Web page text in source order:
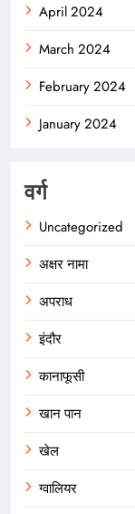
April 2024
March 2024
February 2024
January 2024
वर्ग
Uncategorized
अक्षर नामा
अपराध
इंदौर
कानाफूसी
खान पान
खेल
ग्वालियर